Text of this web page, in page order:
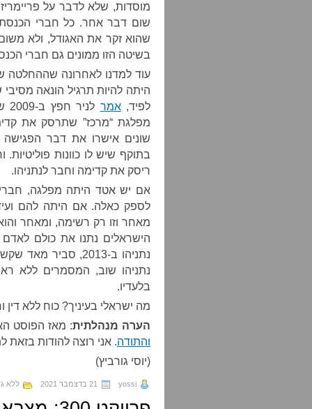
מוסדות, שלא לדבר על
שום דבר אחר. כל חברי
שהוא זקר את האגודל, ולא
בשיטה הזו ממונים גם חברי
היתה להיות תרגיל הונאה מסיבי
לפיד,אמר
מפלגת “מרכז” שתרסק את
שונים אישרו את דבר הפגישה
ריסק את קדימה וחבר לנתניהו.
אם יש אטד היתה מפלגה,
לספק כאלה. אם היתה להם
מאחר וזו רק רשימה, ומאחר
הישראלים נתנו את כולם
נתניהו שוב, המסמרים ללא
בלעדיו.
מה ישראלי בעיניך? כוח ללא דין
הערה מנהלתית: מאז הפוסט
והתודה. אני רוצה להודות בזאת
(יוסי גורביץ)
yossi 21 בדצמבר 2021 ללא